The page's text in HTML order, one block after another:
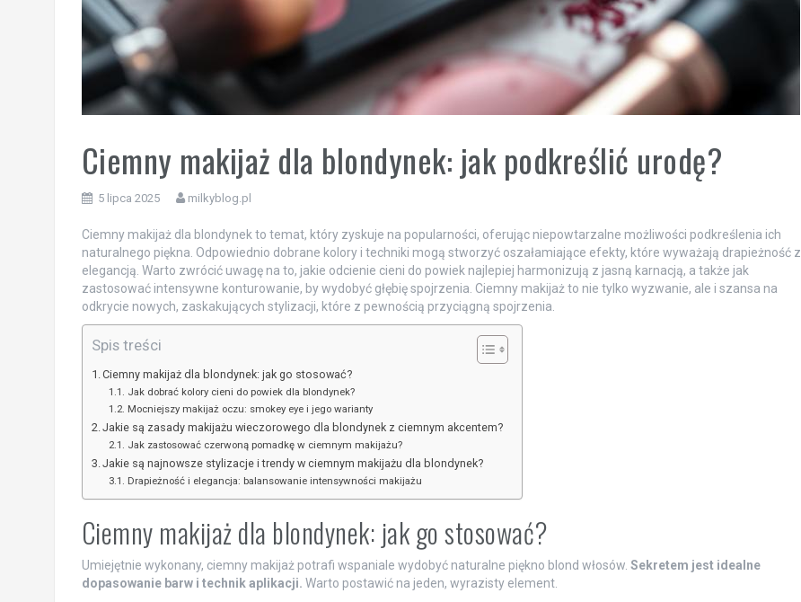
Ciemny makijaż dla blondynek: jak podkreślić urodę?
5 lipca 2025 milkyblog.pl
Ciemny makijaż dla blondynek to temat, który zyskuje na popularności, oferując niepowtarzalne możliwości podkreślenia ich
naturalnego piękna. Odpowiednio dobrane kolory i techniki mogą stworzyć oszałamiające efekty, które wyważają drapieżność z
elegancją. Warto zwrócić uwagę na to, jakie odcienie cieni do powiek najlepiej harmonizują z jasną karnacją, a także jak
zastosować intensywne konturowanie, by wydobyć głębię spojrzenia. Ciemny makijaż to nie tylko wyzwanie, ale i szansa na
odkrycie nowych, zaskakujących stylizacji, które z pewnością przyciągną spojrzenia.
Spis treści
Ciemny makijaż dla blondynek: jak go stosować?
Jak dobrać kolory cieni do powiek dla blondynek?
Mocniejszy makijaż oczu: smokey eye i jego warianty
Jakie są zasady makijażu wieczorowego dla blondynek z ciemnym akcentem?
Jak zastosować czerwoną pomadkę w ciemnym makijażu?
Jakie są najnowsze stylizacje i trendy w ciemnym makijażu dla blondynek?
Drapieżność i elegancja: balansowanie intensywności makijażu
Ciemny makijaż dla blondynek: jak go stosować?
Umiejętnie wykonany, ciemny makijaż potrafi wspaniale wydobyć naturalne piękno blond włosów. Sekretem jest idealne
dopasowanie barw i technik aplikacji. Warto postawić na jeden, wyrazisty element.